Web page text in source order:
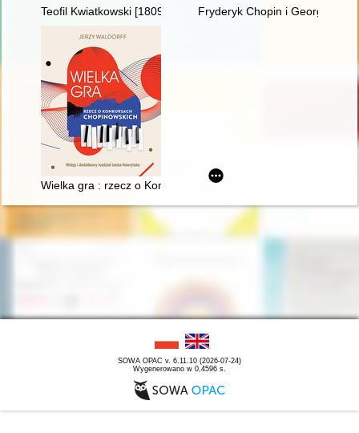
Teofil Kwiatkowski [1809-1891] i ChopinFryderyk Chopin i George
Wielka gra : rzecz o Konkursach Chopinowskich
SOWA OPAC v. 6.11.10 (2026-07-24)
Wygenerowano w 0,4596 s.